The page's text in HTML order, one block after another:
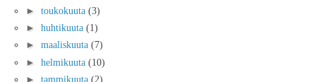
► toukokuuta (3)
► huhtikuuta (1)
► maaliskuuta (7)
► helmikuuta (10)
► tammikuuta (2)